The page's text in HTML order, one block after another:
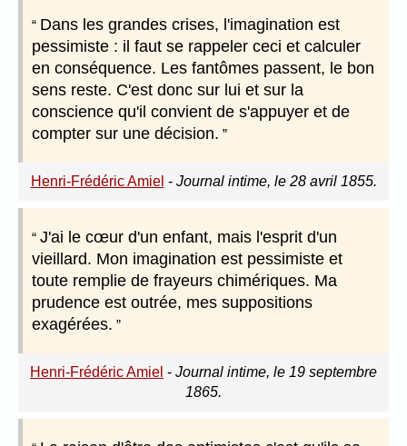
Dans les grandes crises, l'imagination est
pessimiste : il faut se rappeler ceci et calculer
en conséquence. Les fantômes passent, le bon
sens reste. C'est donc sur lui et sur la
conscience qu'il convient de s'appuyer et de
compter sur une décision.
Henri-Frédéric Amiel - Journal intime, le 28 avril 1855.
J'ai le cœur d'un enfant, mais l'esprit d'un
vieillard. Mon imagination est pessimiste et
toute remplie de frayeurs chimériques. Ma
prudence est outrée, mes suppositions
exagérées.
Henri-Frédéric Amiel - Journal intime, le 19 septembre
1865.